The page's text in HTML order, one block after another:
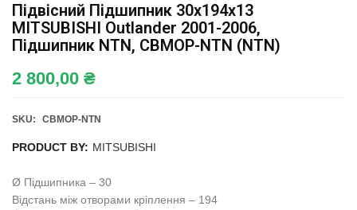
Підвісний Підшипник 30x194x13
MITSUBISHI Outlander 2001-2006,
Підшипник NTN, CBMOP-NTN (NTN)
2 800,00 ₴
SKU: CBMOP-NTN
PRODUCT BY: MITSUBISHI
Ø Підшипника – 30
Відстань між отворами кріплення – 194